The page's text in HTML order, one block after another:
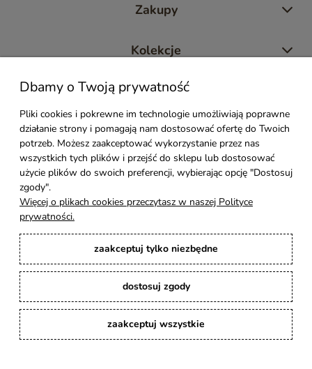
Zakupy
Kolekcje
Moje konto
Pomoc
Styl Mebli
Rodzaje drewna
Kontakt
Karina Meble
: Ręcznie robione meble indyjskie, loftowe, industrialne i boho z
litego drewna. | Copyright © 2008–2026
Dbamy o Twoją prywatność
Pliki cookies i pokrewne im technologie umożliwiają poprawne
działanie strony i pomagają nam dostosować ofertę do Twoich
potrzeb. Możesz zaakceptować wykorzystanie przez nas
wszystkich tych plików i przejść do sklepu lub dostosować
użycie plików do swoich preferencji, wybierając opcję "Dostosuj
zgody".
Więcej o plikach cookies przeczytasz w naszej Polityce
prywatności.
zaakceptuj tylko niezbędne
dostosuj zgody
zaakceptuj wszystkie